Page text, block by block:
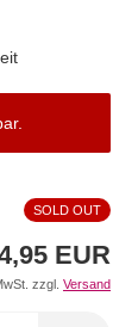
SOLD OUT
EUR
zzgl. Versand